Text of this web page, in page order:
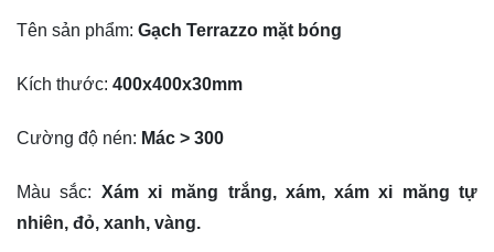
Tên sản phẩm: Gạch Terrazzo mặt bóng
Kích thước: 400x400x30mm
Cường độ nén: Mác > 300
Màu sắc: Xám xi măng trắng, xám, xám xi măng tự
nhiên, đỏ, xanh, vàng.